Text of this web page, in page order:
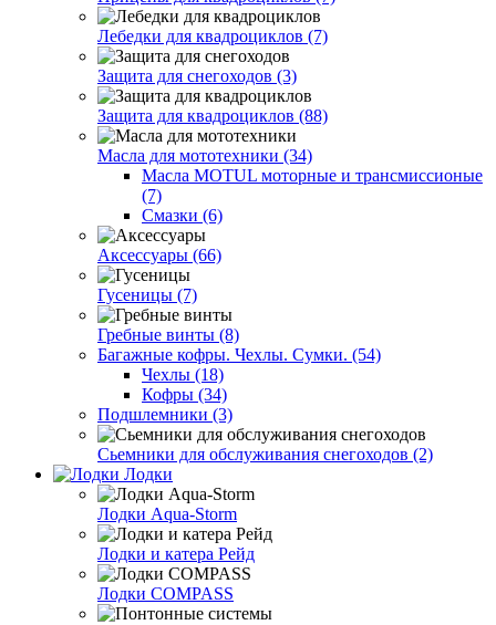
Лебедки для квадроциклов (7)
Защита для снегоходов (3)
Защита для квадроциклов (88)
Масла для мототехники (34)
Масла MOTUL моторные и трансмиссионые
(7)
Смазки (6)
Аксессуары (66)
Гусеницы (7)
Гребные винты (8)
Багажные кофры. Чехлы. Сумки. (54)
Чехлы (18)
Кофры (34)
Подшлемники (3)
Сьемники для обслуживания снегоходов (2)
Лодки
Лодки Aqua-Storm
Лодки и катера Рейд
Лодки COMPASS